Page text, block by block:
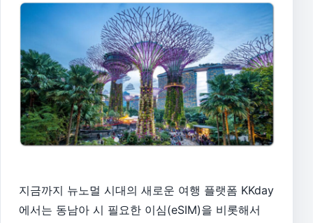
지금까지 뉴노멀 시대의 새로운 여행 플랫폼 KKday
에서는 동남아 시 필요한 이심(eSIM)을 비롯해서